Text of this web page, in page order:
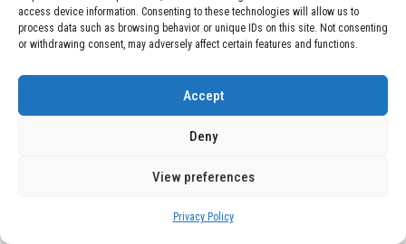
access device information. Consenting to these technologies will allow us to
process data such as browsing behavior or unique IDs on this site. Not consenting
or withdrawing consent, may adversely affect certain features and functions.
Accept
Deny
View preferences
Privacy Policy
03 BLOG December 24, 2025
GAME se Une a la Oferta de Balizas V16
December 24, 2025
Devastadora Explosión en Residencia
de Ancianos de Pensilvania Deja al
Menos Dos Víctimas Fatales